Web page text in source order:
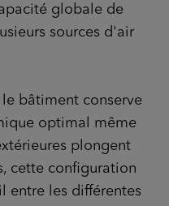
globale de
sources d'air
bâtiment conserve
optimal même
plongent
cette configuration
entre les différentes